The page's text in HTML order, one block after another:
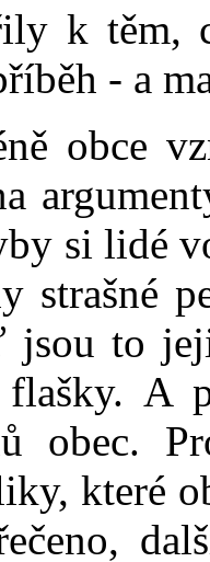
k těm,
- a
obce
si lidé
strašné
jsou to
A
obec.
které